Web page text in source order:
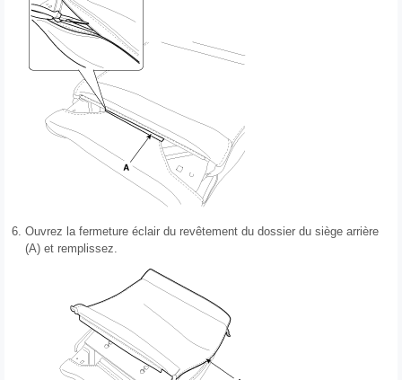
6. Ouvrez la fermeture éclair du revêtement du dossier du siège arrière
(A) et remplissez.